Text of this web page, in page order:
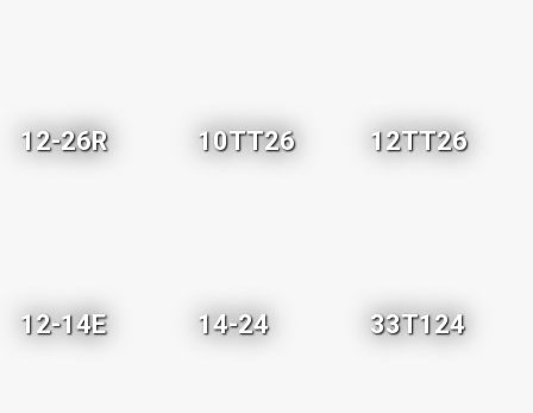
12-26R 10TT26 12TT26
12-14E 14-24 33T124